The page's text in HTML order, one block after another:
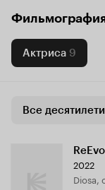
Актриса 9
Все
2022